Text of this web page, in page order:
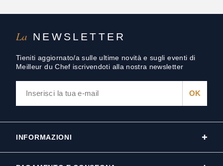
La NEWSLETTER
Tieniti aggiornato/a sulle ultime novità e sugli eventi di
Meilleur du Chef iscrivendoti alla nostra newsletter
INFORMAZIONI